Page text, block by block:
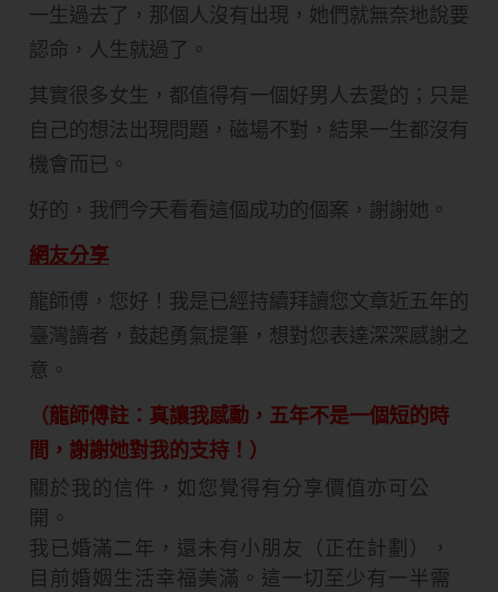
一生過去了，那個人沒有出現，她們就無奈地說要
認命，人生就過了。
其實很多女生，都值得有一個好男人去愛的；只是
自己的想法出現問題，磁場不對，結果一生都沒有
機會而已。
好的，我們今天看看這個成功的個案，謝謝她。
網友分享
龍師傅，您好！我是已經持續拜讀您文章近五年的
臺灣讀者，鼓起勇氣提筆，想對您表達深深感謝之
意。
（龍師傅註：真讓我感動，五年不是一個短的時
間，謝謝她對我的支持！）
關於我的信件，如您覺得有分享價值亦可公
開。
我已婚滿二年，還未有小朋友（正在計劃），
目前婚姻生活幸福美滿。這一切至少有一半需